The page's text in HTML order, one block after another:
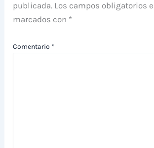
publicada. Los campos obligatorios
marcados con *
Comentario *